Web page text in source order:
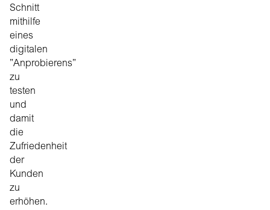
Schnitt
mithilfe
eines
digitalen
”Anprobierens”
zu
testen
und
damit
die
Zufriedenheit
der
Kunden
zu
erhöhen.